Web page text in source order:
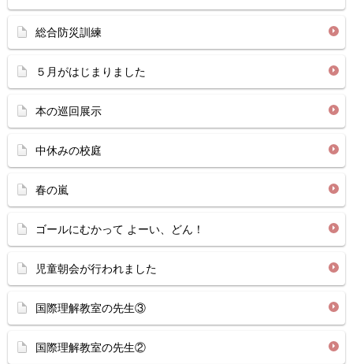
総合防災訓練
５月がはじまりました
本の巡回展示
中休みの校庭
春の嵐
ゴールにむかって よーい、どん！
児童朝会が行われました
国際理解教室の先生③
国際理解教室の先生②